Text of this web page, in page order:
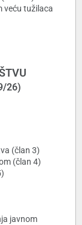
veću tužilaca
26)
(član 3)
(član 4)
javnom